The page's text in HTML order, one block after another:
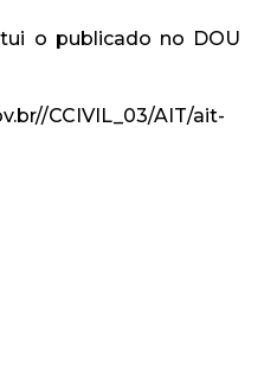
o publicado no DOU
CCIVIL_03/AIT/ait-